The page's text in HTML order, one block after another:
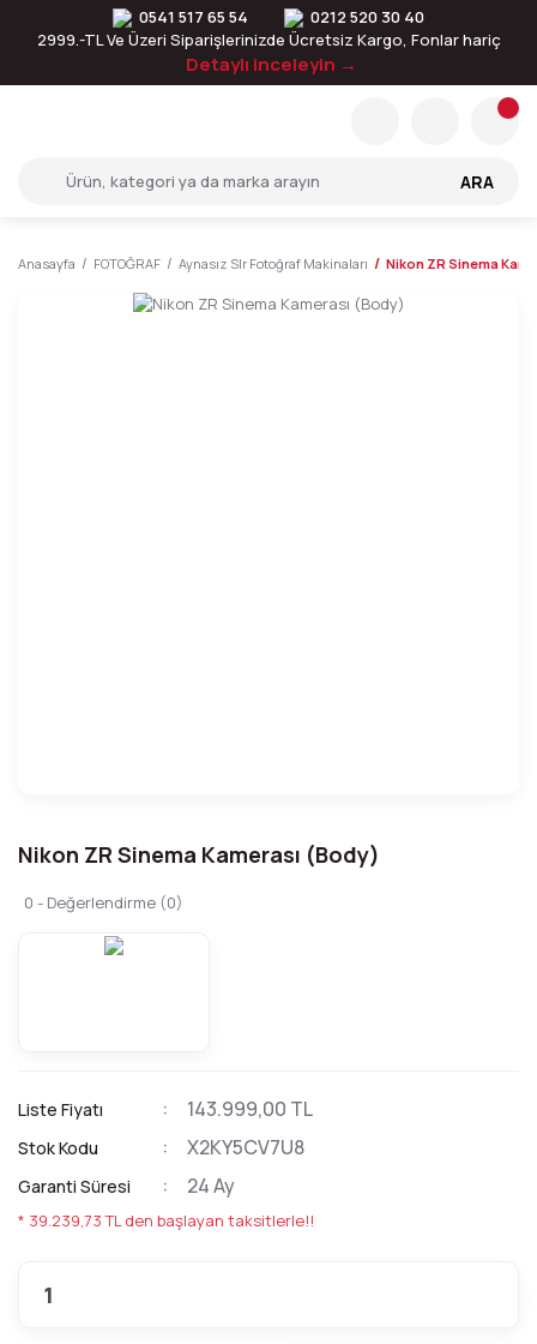
0541 517 65 54
0212 520 30 40
2999.-TL Ve Üzeri Siparişlerinizde Ücretsiz Kargo, Fonlar hariç
Detaylı inceleyin →
ARA
Anasayfa FOTOĞRAF Aynasız Slr Fotoğraf Makinaları Nikon ZR Sinema
Nikon ZR Sinema Kamerası (Body)
0 - Değerlendirme (0)
Liste Fiyatı 143.999,00 TL
Stok Kodu X2KY5CV7U8
Garanti Süresi 24 Ay
* 39.239,73 TL den başlayan taksitlerle!!